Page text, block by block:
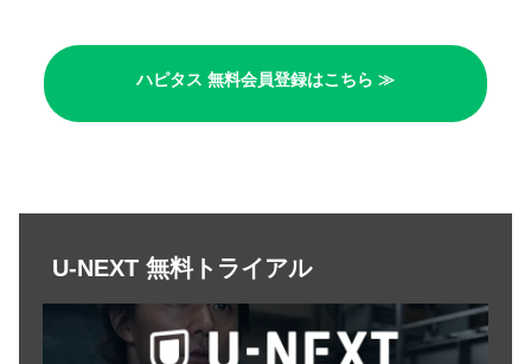
ハピタス 無料会員登録はこちら ≫
U-NEXT 無料トライアル